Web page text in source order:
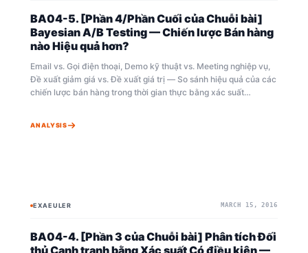
BA04-5. [Phần 4/Phần Cuối của Chuỗi bài]
Bayesian A/B Testing — Chiến lược Bán hàng
nào Hiệu quả hơn?
Email vs. Gọi điện thoại, Demo kỹ thuật vs. Meeting nghiệp vụ,
Đề xuất giảm giá vs. Đề xuất giá trị — So sánh hiệu quả của các
chiến lược bán hàng trong thời gian thực bằng xác suất
Thompson Sampling.
ANALYSIS
BAYESIAN
EXAEULER MARCH 15, 2016
BA04-4. [Phần 3 của Chuỗi bài] Phân tích Đối
thủ Cạnh tranh bằng Xác suất Có điều kiện —